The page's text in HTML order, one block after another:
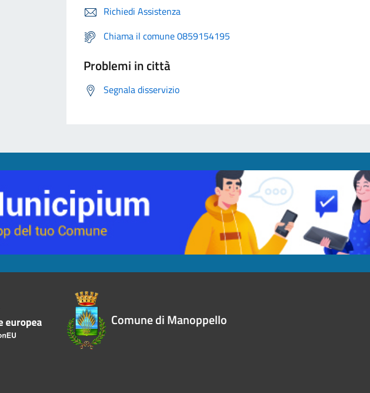
Richiedi Assistenza
Chiama il comune 0859154195
Problemi in città
Segnala disservizio
Comune di Manoppello